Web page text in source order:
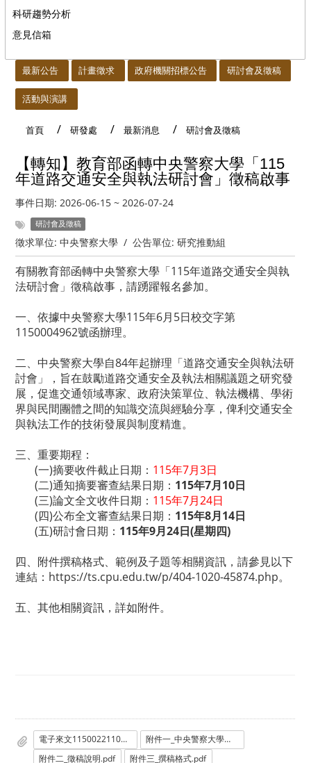
科研趨勢分析
意見信箱
最新公告 計畫徵求 政府機關招標公告 研討會及徵稿
活動與演講
首頁 研發處 最新消息 研討會及徵稿
【轉知】教育部函轉中央警察大學「115
年道路交通安全與執法研討會」徵稿啟事
事件日期: 2026-06-15 ~ 2026-07-24
研討會及徵稿
徵求單位: 中央警察大學 / 公告單位: 研究推動組
有關教育部函轉中央警察大學「115年道路交通安全與執
法研討會」徵稿啟事，請踴躍報名參加。
一​、依據中央警察大學115年6月5日校交字第
1150004962號函辦理。
二、中央警察大學自84年起辦理「道路交通安全與執法研
討會」，旨在鼓勵道路交通安全及執法相關議題之研究發
展，促進交通領域專家、政府決策單位、執法機構、學術
界與民間團體之間的知識交流與經驗分享，俾利交通安全
與執法工作的技術發展與制度精進。
三、重要期程：
(一)摘要收件截止日期： 115年7月3日
(二)通知摘要審查結果日期： 115年7月10日
(三)論文全文收件日期： 115年7月24日
(四)公布全文審查結果日期： 115年8月14日
(五)研討會日期： 115年9月24日(星期四)
四、附件撰稿格式、範例及子題等相關資訊，請參見以下
連結： https://ts.cpu.edu.tw/p/404-1020-45874.php。
五、其他相關資訊，詳如附件。
電子來文1150022110教育部函.pdf
附件一_中央警察大學函.PDF
附件二_徵稿說明.pdf
附件三_撰稿格式.pdf